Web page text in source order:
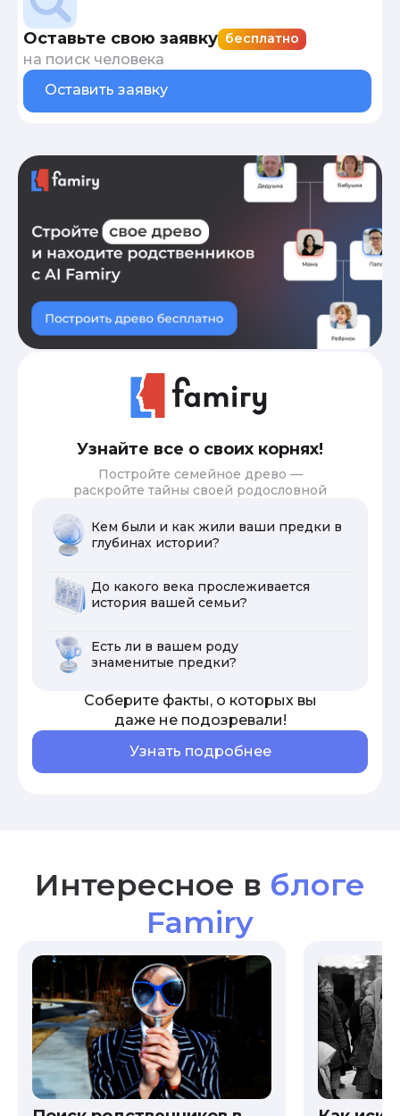
Оставьте свою заявку бесплатно
на поиск человека
Оставить заявку
Узнайте все о своих корнях!
Постройте семейное древо —
раскройте тайны своей родословной
Кем были и как жили ваши предки в
глубинах истории?
До какого века прослеживается
история вашей семьи?
Есть ли в вашем роду
знаменитые предки?
Соберите факты, о которых вы
даже не подозревали!
Узнать подробнее
Интересное в блоге
Famiry